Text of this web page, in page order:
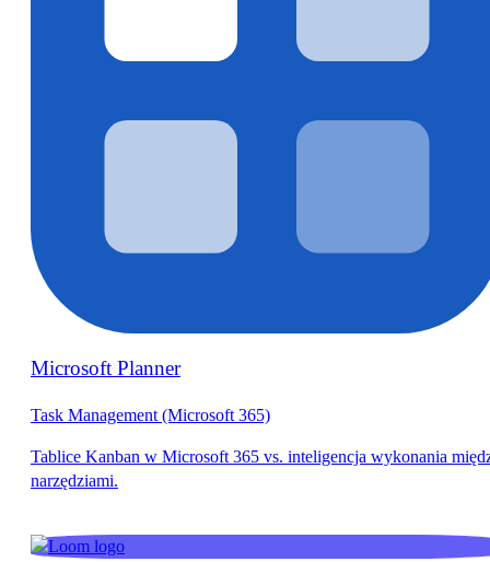
Microsoft Planner
Task Management (Microsoft 365)